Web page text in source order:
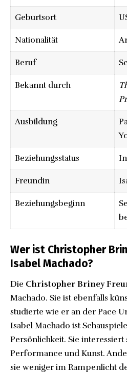
Geburtsort
Nationalität
Beruf
Bekannt durch
Ausbildung
Beziehungsstatus
Freundin
Beziehungsbeginn
Wer ist Christopher
Isabel Machado?
Die Christopher Briney
Machado. Sie ist ebenfalls
studierte wie er an der Pace
Isabel Machado ist
Persönlichkeit. Sie
Performance und Kunst.
sie weniger im Rampenlicht